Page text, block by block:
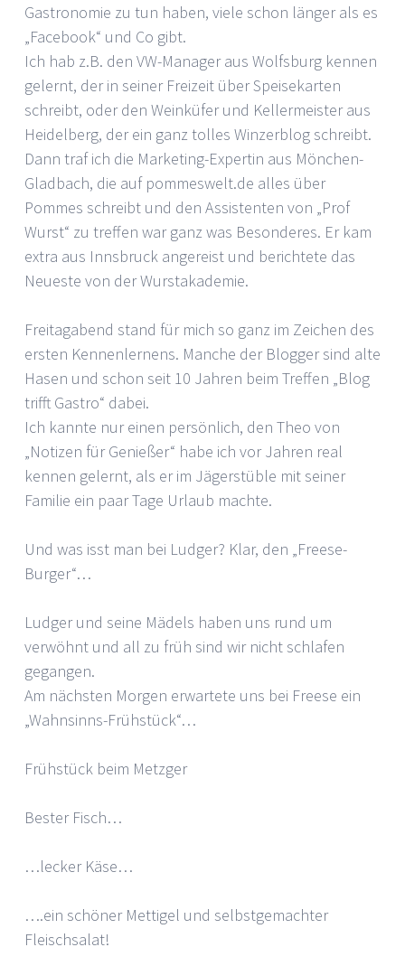
Gastronomie zu tun haben, viele schon länger als es
„Facebook“ und Co gibt.
Ich hab z.B. den VW-Manager aus Wolfsburg kennen
gelernt, der in seiner Freizeit über Speisekarten
schreibt, oder den Weinküfer und Kellermeister aus
Heidelberg, der ein ganz tolles Winzerblog schreibt.
Dann traf ich die Marketing-Expertin aus Mönchen-
Gladbach, die auf pommeswelt.de alles über
Pommes schreibt und den Assistenten von „Prof
Wurst“ zu treffen war ganz was Besonderes. Er kam
extra aus Innsbruck angereist und berichtete das
Neueste von der Wurstakademie.
Freitagabend stand für mich so ganz im Zeichen des
ersten Kennenlernens. Manche der Blogger sind alte
Hasen und schon seit 10 Jahren beim Treffen „Blog
trifft Gastro“ dabei.
Ich kannte nur einen persönlich, den Theo von
„Notizen für Genießer“ habe ich vor Jahren real
kennen gelernt, als er im Jägerstüble mit seiner
Familie ein paar Tage Urlaub machte.
Und was isst man bei Ludger? Klar, den „Freese-
Burger“…
Ludger und seine Mädels haben uns rund um
verwöhnt und all zu früh sind wir nicht schlafen
gegangen.
Am nächsten Morgen erwartete uns bei Freese ein
„Wahnsinns-Frühstück“…
Frühstück beim Metzger
Bester Fisch…
…lecker Käse…
….ein schöner Mettigel und selbstgemachter
Fleischsalat!